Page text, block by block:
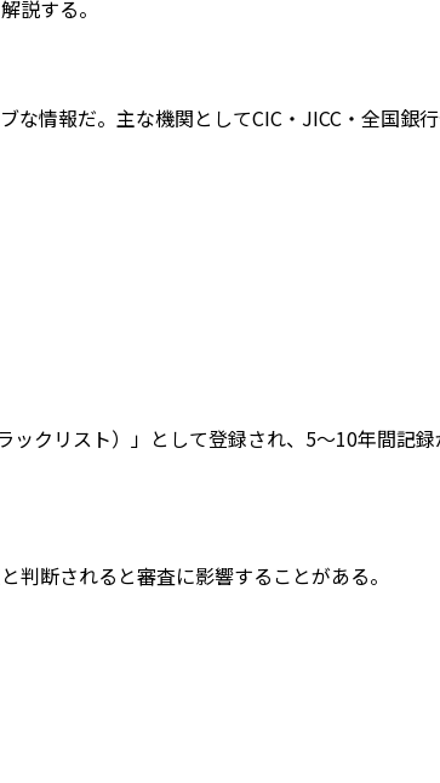
説する。
情報だ。主な機関としてCIC・JICC・全国銀
クリスト）」として登録され、5〜10年間記
判断されると審査に影響することがある。